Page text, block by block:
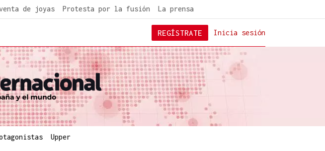
de joyas Protesta por la fusión La prensa
Inicia sesión
REGÍSTRATE
Upper